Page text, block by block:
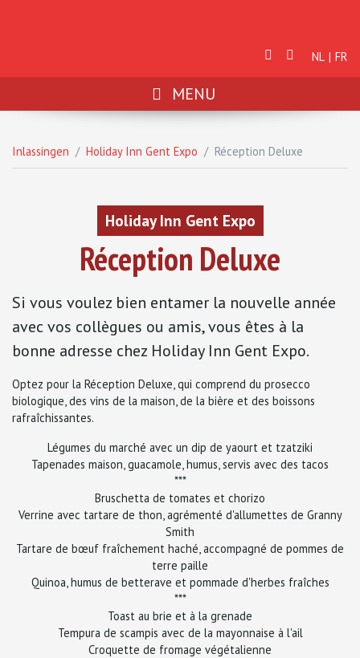
NL FR
MENU
Inlassingen Holiday Inn Gent Expo Réception Deluxe
Holiday Inn Gent Expo
Réception Deluxe
Si vous voulez bien entamer la nouvelle année
avec vos collègues ou amis, vous êtes à la
bonne adresse chez Holiday Inn Gent Expo.
Optez pour la Réception Deluxe, qui comprend du prosecco
biologique, des vins de la maison, de la bière et des boissons
rafraîchissantes.
Légumes du marché avec un dip de yaourt et tzatziki
Tapenades maison, guacamole, humus, servis avec des tacos
***
Bruschetta de tomates et chorizo
Verrine avec tartare de thon, agrémenté d'allumettes de Granny
Smith
Tartare de bœuf fraîchement haché, accompagné de pommes de
terre paille
Quinoa, humus de betterave et pommade d'herbes fraîches
***
Toast au brie et à la grenade
Tempura de scampis avec de la mayonnaise à l'ail
Croquette de fromage végétalienne